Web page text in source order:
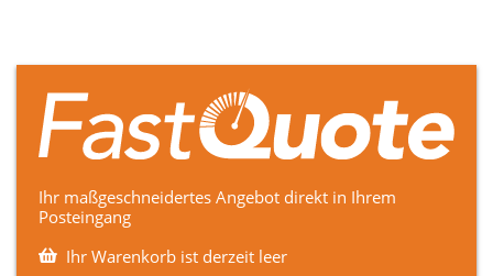
Ihr maßgeschneidertes Angebot direkt in Ihrem
Posteingang
Ihr Warenkorb ist derzeit leer